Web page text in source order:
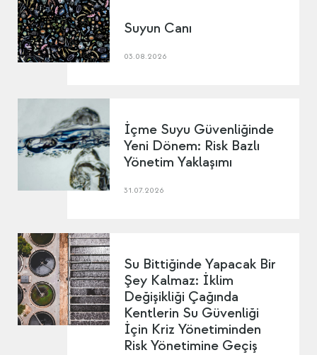
Suyun Canı
03.08.2026
İçme Suyu Güvenliğinde
Yeni Dönem: Risk Bazlı
Yönetim Yaklaşımı
31.07.2026
Su Bittiğinde Yapacak Bir
Şey Kalmaz: İklim
Değişikliği Çağında
Kentlerin Su Güvenliği
İçin Kriz Yönetiminden
Risk Yönetimine Geçiş